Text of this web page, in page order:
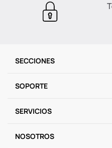
SECCIONES
SOPORTE
SERVICIOS
NOSOTROS